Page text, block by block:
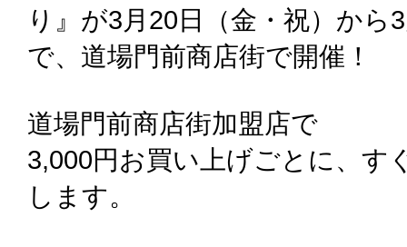
り』が3月20日（金・祝）から
で、道場門前商店街で開催！
道場門前商店街加盟店で
3,000円お買い上げごとに、す
します。